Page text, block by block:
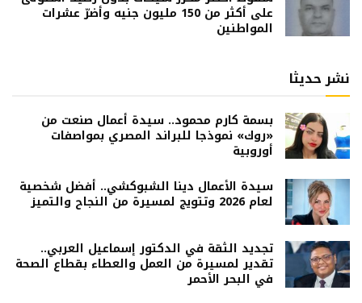
على أكثر من 150 مليون جنيه وأضرّ عشرات
المواطنين
نشر حديثا
بسمة كارم محمود.. سيدة أعمال صنعت من
«روك» نموذجا للبراند المصري بمواصفات
أوروبية
سيدة الأعمال دينا الشبوكشي.. أفضل شخصية
لعام 2026 وتتويج لمسيرة من النجاح والتميز
تجديد الثقة في الدكتور إسماعيل العربي..
تقدير لمسيرة من العمل والعطاء بقطاع الصحة
في البحر الأحمر